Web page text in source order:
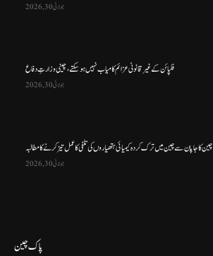
جولائی 30, 2026
فلپائن کے غیر قانونی عزائم کامیاب نہیں ہو سکتے ، چینی وزارتِ دفاع
جولائی 30, 2026
چین کا جاپان سے چین میں ترک کردہ کیمیائی ہتھیاروں کی تلفی کا عمل تیز کرنے کا مطالبہ
جولائی 30, 2026
پاک چین